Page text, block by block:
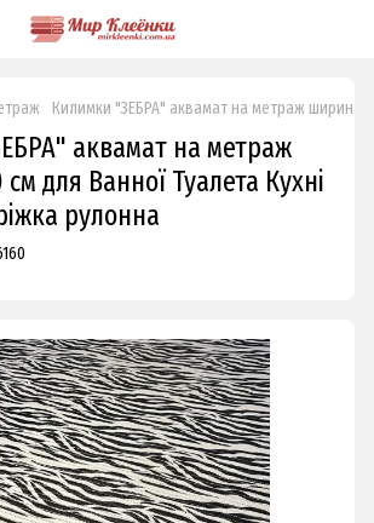
Килимки "ЗЕБРА" аквамат на метраж ширина
аквамат на метраж
для Ванної Туалета Кухні
рулонна